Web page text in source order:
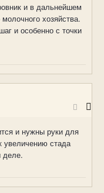
и в дальнейшем
хозяйства.
и особенно с точки
и нужны руки для
увеличению стада
деле.